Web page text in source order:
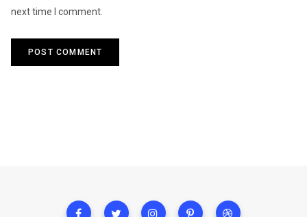
next time I comment.